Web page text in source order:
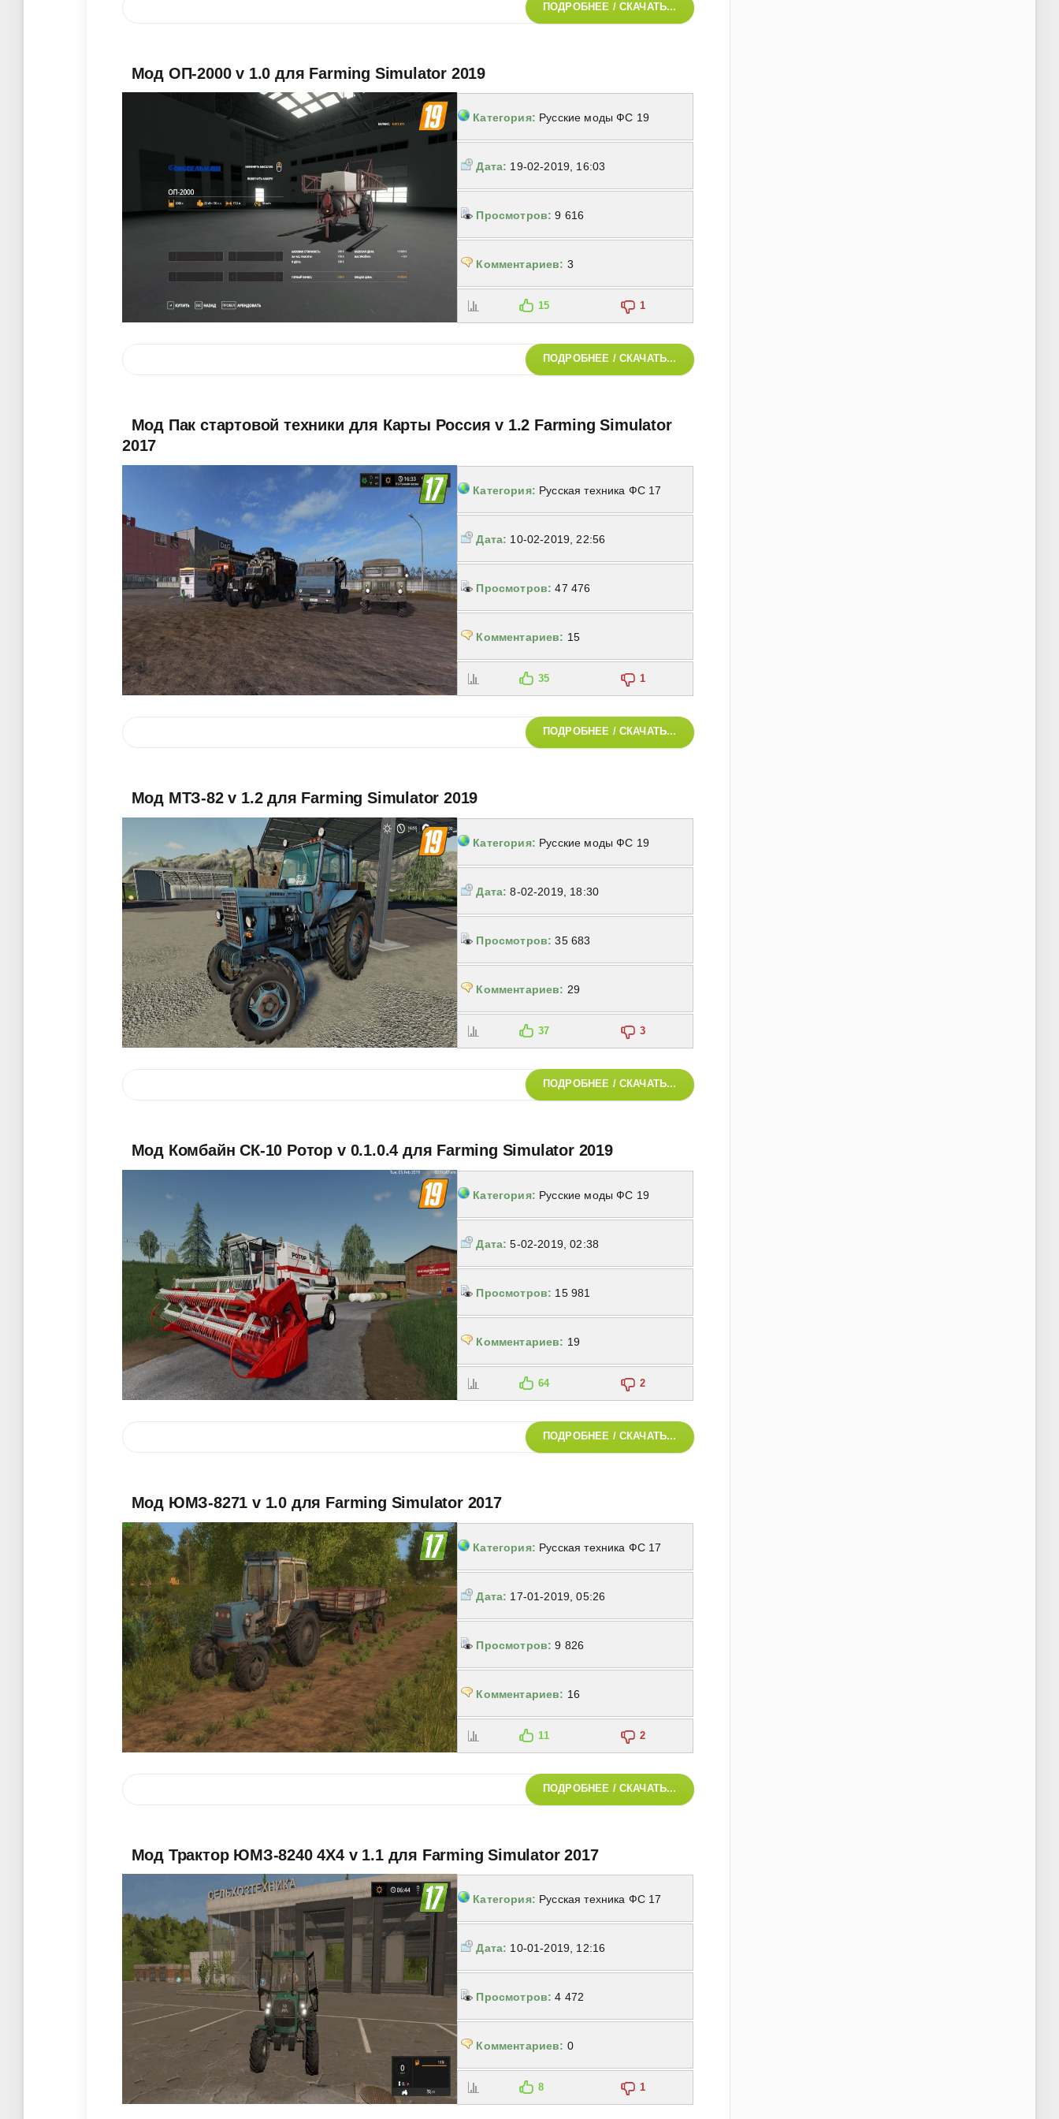
ПОДРОБНЕЕ / СКАЧАТЬ...
Мод ОП-2000 v 1.0 для Farming Simulator 2019
Категория: Русские моды ФС 19
Дата: 19-02-2019, 16:03
Просмотров: 9 616
Комментариев: 3
15 1
ПОДРОБНЕЕ / СКАЧАТЬ...
Мод Пак стартовой техники для Карты Россия v 1.2 Farming Simulator
2017
Категория: Русская техника ФС 17
Дата: 10-02-2019, 22:56
Просмотров: 47 476
Комментариев: 15
35 1
ПОДРОБНЕЕ / СКАЧАТЬ...
Мод МТЗ-82 v 1.2 для Farming Simulator 2019
Категория: Русские моды ФС 19
Дата: 8-02-2019, 18:30
Просмотров: 35 683
Комментариев: 29
37 3
ПОДРОБНЕЕ / СКАЧАТЬ...
Мод Комбайн СК-10 Ротор v 0.1.0.4 для Farming Simulator 2019
Категория: Русские моды ФС 19
Дата: 5-02-2019, 02:38
Просмотров: 15 981
Комментариев: 19
64 2
ПОДРОБНЕЕ / СКАЧАТЬ...
Мод ЮМЗ-8271 v 1.0 для Farming Simulator 2017
Категория: Русская техника ФС 17
Дата: 17-01-2019, 05:26
Просмотров: 9 826
Комментариев: 16
11 2
ПОДРОБНЕЕ / СКАЧАТЬ...
Мод Трактор ЮМЗ-8240 4X4 v 1.1 для Farming Simulator 2017
Категория: Русская техника ФС 17
Дата: 10-01-2019, 12:16
Просмотров: 4 472
Комментариев: 0
8 1